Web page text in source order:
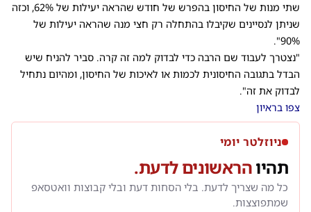
שתי מנות של החיסון בהפרש של חודש שהראה יעילות של 62%, וכזה
שניתן לנסיינים שקיבלו בהתחלה רק חצי מנה שהראה יעילות של
90%".
"נצטרך לעבוד שם הרבה כדי לבדוק למה זה קרה. סביר להניח שיש
הבדל בתגובה החיסונית לכמות או לאיכות של החיסון, ומהיום נתחיל
לבדוק את זה".
צפו בראיון
ניוזלטר יומי
תהיוהראשונים לדעת.
כל מה שצריך לדעת. בלי הסחות דעת ובלי קבוצות וואטסאפ
שמתפוצצות.